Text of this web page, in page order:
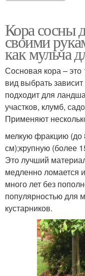
Кора сосны
своими
как мульча
Сосновая кора –
вид выбрать
подходит для
участков, клумб,
Применяют
мелкую фракцию (до
см);крупную (более
Это лучший
медленно ломается
много лет без
популярностью для
кустарников.